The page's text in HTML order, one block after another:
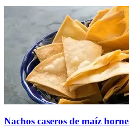
Nachos caseros de maíz